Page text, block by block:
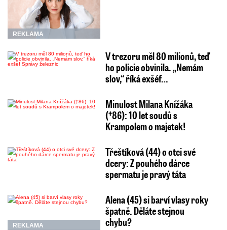
REKLAMA
V trezoru měl 80 milionů, teď
ho policie obvinila. „Nemám
slov,“ říká exšéf…
Minulost Milana Knížáka
(†86): 10 let soudů s
Krampolem o majetek!
Třeštíková (44) o otci své
dcery: Z pouhého dárce
spermatu je pravý táta
REKLAMA
Alena (45) si barví vlasy roky
špatně. Děláte stejnou
chybu?